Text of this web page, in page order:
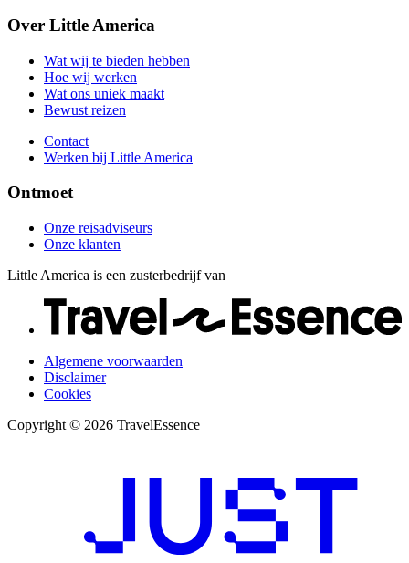
Contact
Werken bij Little America
Onze reisadviseurs
Over Little America
Wat wij te bieden hebben
Hoe wij werken
Wat ons uniek maakt
Bewust reizen
Contact
Werken bij Little America
Ontmoet
Onze reisadviseurs
Onze klanten
Little America is een zusterbedrijf van
Algemene voorwaarden
Disclaimer
Cookies
Copyright © 2026 TravelEssence